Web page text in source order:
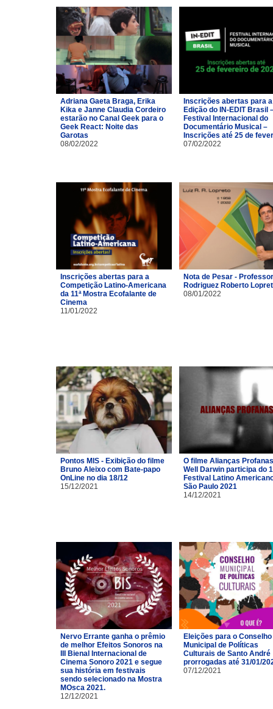
Adriana Gaeta Braga, Erika
Kika e Janne Claudia Cordeiro
estarão no Canal Geek para o
Geek React: Noite das
Garotas
08/02/2022
Inscrições abertas para a
Edição do IN-EDIT Brasil
Festival Internacional do
Documentário Musical –
Inscrições até 25 de
07/02/2022
Inscrições abertas para a
Competição Latino-Americana
da 11ª Mostra Ecofalante de
Cinema
11/01/2022
Nota de Pesar -
Rodriguez Roberto
08/01/2022
Pontos MIS - Exibição do filme
Bruno Aleixo com Bate-papo
OnLine no dia 18/12
15/12/2021
O filme Alianças
Well Darwin participa do
Festival Latino
São Paulo 2021
14/12/2021
Nervo Errante ganha o prêmio
de melhor Efeitos Sonoros na
III Bienal Internacional de
Cinema Sonoro 2021 e segue
sua história em festivais
sendo selecionado na Mostra
MOsca 2021.
12/12/2021
Eleições para o Conselho
Municipal de Políticas
Culturais de Santo André
prorrogadas até 31/01/
07/12/2021